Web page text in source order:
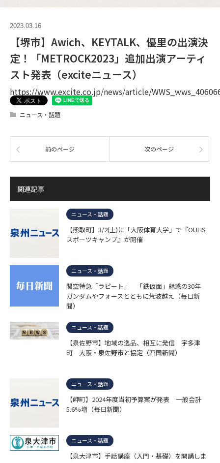
2023.03.16
【堺市】Awich、KEYTALK、優里の出演決
定！「METROCK2023」追加出演アーティ
スト発表（exciteニュース）
https://www.excite.co.jp/news/article/
ニュース・話題
前のページ 次のページ
関連記事
ニュース・話題
【熊取町】3/2(土)に「大阪体育大学」で『OUHS
スポーツキャンプ』が開催
ニュース・話題
関空特急「ラピート」 「鉄仮面」魅惑の30年
ガンダムやフォースとともに荒波越え（毎日新
聞）
ニュース・話題
【泉佐野市】地域の逸品、相互に発信 宇多津
町 大阪・泉佐野市と協定（四国新聞）
ニュース・話題
【岬町】2024年度当初予算案が発表 一般会計
5.6%増（毎日新聞）
ニュース・話題
【泉大津市】手話講座（入門・基礎）を開講しま